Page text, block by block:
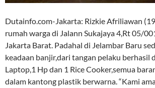
Dutainfo.com-Jakarta: Rizkie Afriliawan
rumah warga di Jalann Sukajaya 4,Rt 05/
Jakarta Barat. Padahal di Jelambar Baru
keadaan banjir,dari tangan pelaku berhasil
Laptop,1 Hp dan 1 Rice Cooker,semua
dalam kantong plastik berwarna. “Kami